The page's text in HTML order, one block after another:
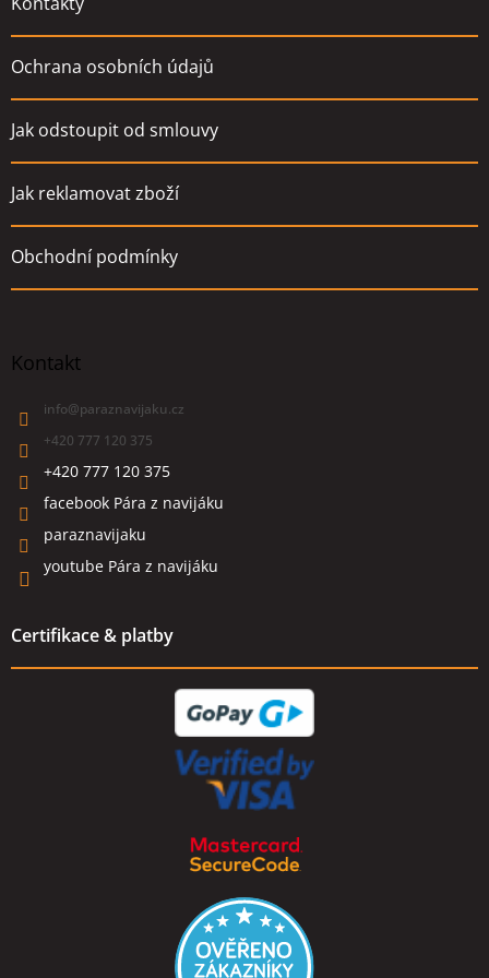
Ochrana osobních údajů
Jak odstoupit od smlouvy
Jak reklamovat zboží
Obchodní podmínky
Kontakt
info@paraznavijaku.cz
+420 777 120 375
+420 777 120 375
facebook Pára z navijáku
paraznavijaku
youtube Pára z navijáku
Certifikace & platby